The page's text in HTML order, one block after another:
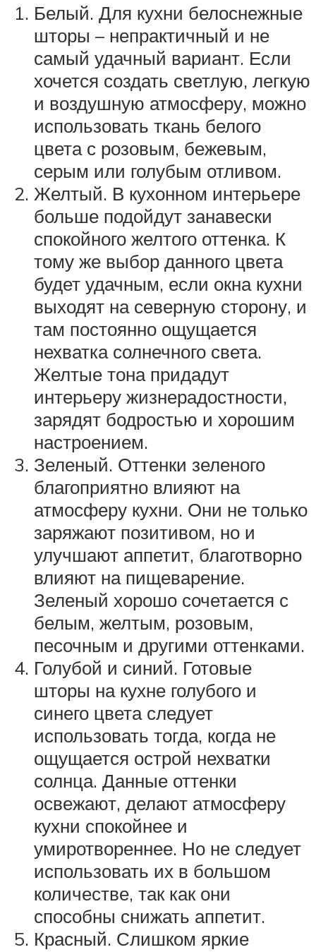
Белый. Для кухни белоснежные
шторы – непрактичный и не
самый удачный вариант. Если
хочется создать светлую, легкую
и воздушную атмосферу, можно
использовать ткань белого
цвета с розовым, бежевым,
серым или голубым отливом.
Желтый. В кухонном интерьере
больше подойдут занавески
спокойного желтого оттенка. К
тому же выбор данного цвета
будет удачным, если окна кухни
выходят на северную сторону, и
там постоянно ощущается
нехватка солнечного света.
Желтые тона придадут
интерьеру жизнерадостности,
зарядят бодростью и хорошим
настроением.
Зеленый. Оттенки зеленого
благоприятно влияют на
атмосферу кухни. Они не только
заряжают позитивом, но и
улучшают аппетит, благотворно
влияют на пищеварение.
Зеленый хорошо сочетается с
белым, желтым, розовым,
песочным и другими оттенками.
Голубой и синий. Готовые
шторы на кухне голубого и
синего цвета следует
использовать тогда, когда не
ощущается острой нехватки
солнца. Данные оттенки
освежают, делают атмосферу
кухни спокойнее и
умиротвореннее. Но не следует
использовать их в большом
количестве, так как они
способны снижать аппетит.
Красный. Слишком яркие